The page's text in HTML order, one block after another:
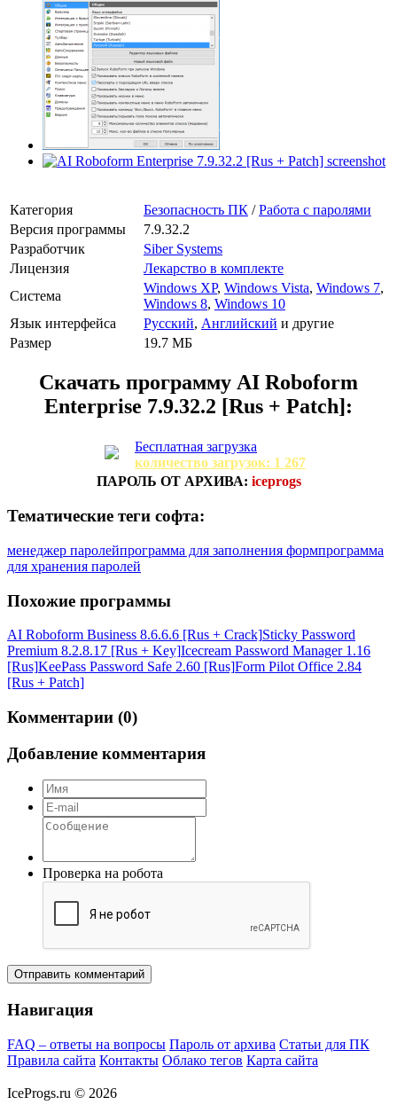
Категория Безопасность ПК /Работа с паролями
Версия программы
7.9.32.2
Разработчик
Siber Systems
Лицензия
Лекарство в комплекте
Система
Windows XP, Windows Vista, Windows 7,
Windows 8, Windows 10
Язык интерфейса
Русский, Английский и другие
Размер
19.7 МБ
Скачать программу AI Roboform
Enterprise 7.9.32.2 [Rus + Patch]:
Бесплатная загрузка
количество загрузок: 1 267
ПАРОЛЬ ОТ АРХИВА: iceprogs
Тематические теги софта:
менеджер паролейпрограмма для заполнения формпрограмма
для хранения паролей
Похожие программы
AI Roboform Business 8.6.6.6 [Rus + Crack]Sticky Password
Premium 8.2.8.17 [Rus + Key]Icecream Password Manager 1.16
[Rus]KeePass Password Safe 2.60 [Rus]Form Pilot Office 2.84
[Rus + Patch]
Комментарии (0)
Добавление комментария
Проверка на робота
Отправить комментарий
Навигация
FAQ – ответы на вопросы Пароль от архива Статьи для ПК
Правила сайта Контакты Облако тегов Карта сайта
IceProgs.ru © 2026